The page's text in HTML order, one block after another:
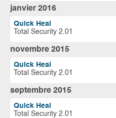
janvier 2016
Quick Heal
Total Security 2.01
novembre 2015
Quick Heal
Total Security 2.01
septembre 2015
Quick Heal
Total Security 2.01